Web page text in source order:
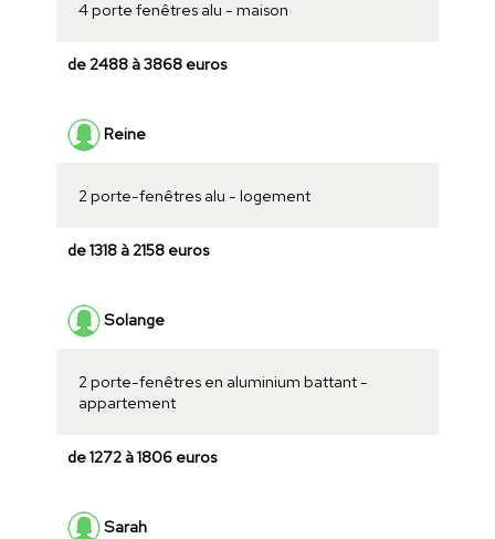
4 porte fenêtres alu - maison
de 2488 à 3868 euros
Reine
2 porte-fenêtres alu - logement
de 1318 à 2158 euros
Solange
2 porte-fenêtres en aluminium battant -
appartement
de 1272 à 1806 euros
Sarah